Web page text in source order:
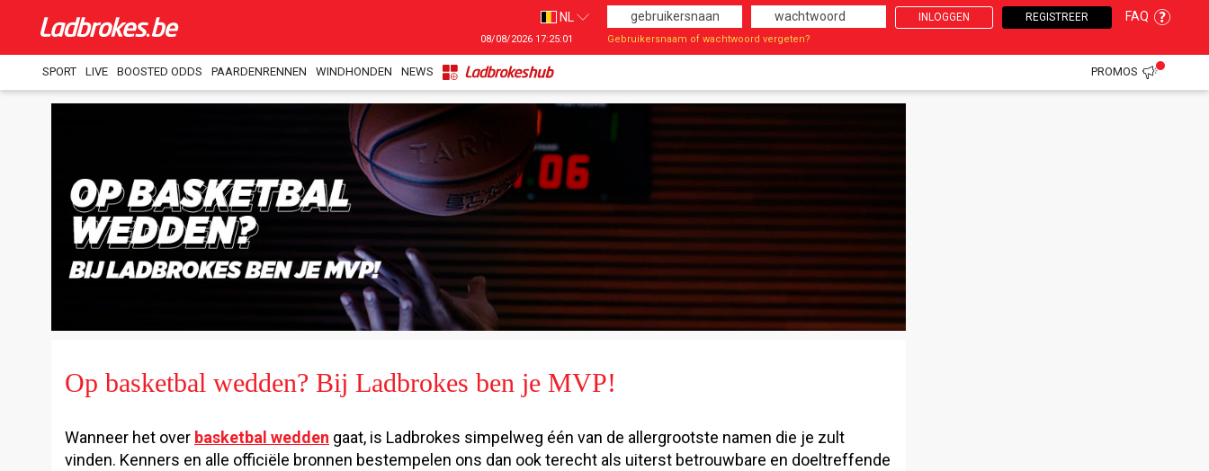
NL
Taal
08/08/2026 17:25:01
INLOGGEN REGISTREER
Gebruikersnaam of wachtwoord vergeten?
FAQ
SPORT LIVE BOOSTED ODDS PAARDENRENNEN WINDHONDEN NEWS PROMOS
Op basketbal wedden? Bij Ladbrokes ben je MVP!
Wanneer het over basketbal wedden gaat, is Ladbrokes simpelweg één van de allergrootste namen die je zult
vinden. Kenners en alle officiële bronnen bestempelen ons dan ook terecht als uiterst betrouwbare en doeltreffende